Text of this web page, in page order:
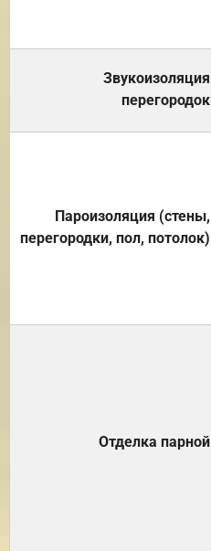
Звукоизоляция
перегородок
Пароизоляция (стены,
перегородки, пол, потолок)
Отделка парной